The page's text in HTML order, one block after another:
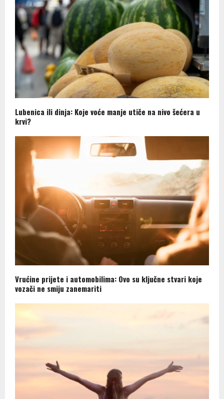
Lubenica ili dinja: Koje voće manje utiče na nivo šećera u
krvi?
Vrućine prijete i automobilima: Ovo su ključne stvari koje
vozači ne smiju zanemariti